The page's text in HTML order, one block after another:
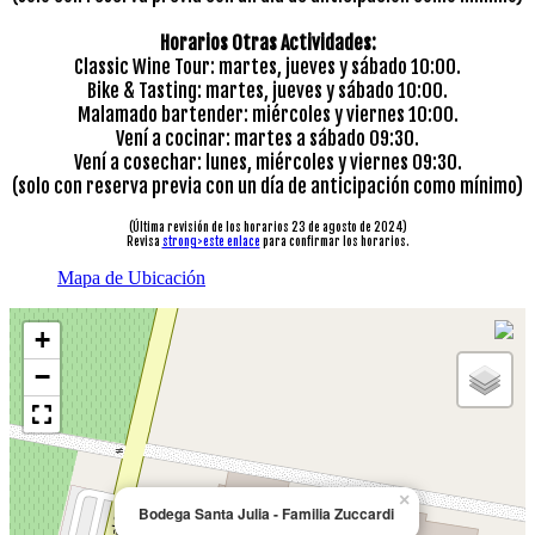
Horarios Otras Actividades:
Classic Wine Tour: martes, jueves y sábado 10:00.
Bike & Tasting: martes, jueves y sábado 10:00.
Malamado bartender: miércoles y viernes 10:00.
Vení a cocinar: martes a sábado 09:30.
Vení a cosechar: lunes, miércoles y viernes 09:30.
(solo con reserva previa con un día de anticipación como mínimo)
(Última revisión de los horarios 23 de agosto de 2024)
Revisa strong>este enlace para confirmar los horarios.
Mapa de Ubicación
Bodega Santa Julia - Familia Zuccardi
×
+
−